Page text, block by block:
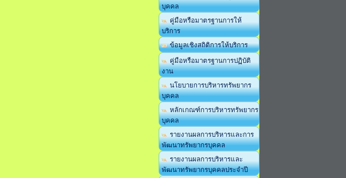
บุคคล
คู่มือหรือมาตรฐานการให้
บริการ
ข้อมูลเชิงสถิติการให้บริการ
คู่มือหรือมาตรฐานการปฏิบัติ
งาน
นโยบายการบริหารทรัพยากร
บุคคล
หลักเกณฑ์การบริหารทรัพยากร
บุคคล
รายงานผลการบริหารและการ
พัฒนาทรัพยากรบุคคล
รายงานผลการบริหารและ
พัฒนาทรัพยากรบุคคลประจำปี